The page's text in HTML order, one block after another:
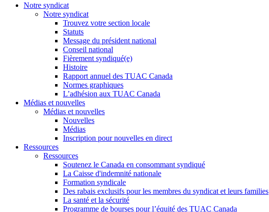
Notre syndicat
Notre syndicat
Trouvez votre section locale
Statuts
Message du président national
Conseil national
Fièrement syndiqué(e)
Histoire
Rapport annuel des TUAC Canada
Normes graphiques
L’adhésion aux TUAC Canada
Médias et nouvelles
Médias et nouvelles
Nouvelles
Médias
Inscription pour nouvelles en direct
Ressources
Ressources
Soutenez le Canada en consommant syndiqué
La Caisse d'indemnité nationale
Formation syndicale
Des rabais exclusifs pour les membres du syndicat et leurs families
La santé et la sécurité
Programme de bourses pour l’équité des TUAC Canada